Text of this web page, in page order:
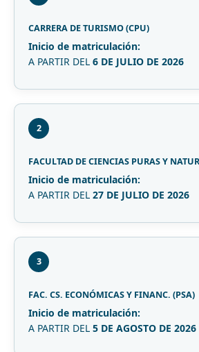
CARRERA DE TURISMO (CPU)
Inicio de matriculación:
A PARTIR DEL 6 DE JULIO DE 2026
2
FACULTAD DE CIENCIAS PURAS Y
Inicio de matriculación:
A PARTIR DEL 27 DE JULIO DE 2026
3
FAC. CS. ECONÓMICAS Y FINANC. (PSA)
Inicio de matriculación:
A PARTIR DEL 5 DE AGOSTO DE 2026